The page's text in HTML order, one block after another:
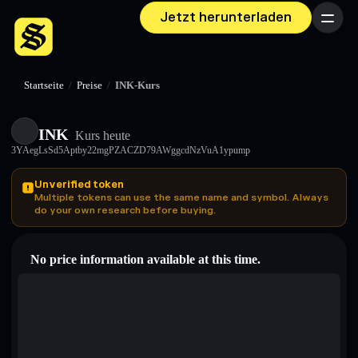
Jetzt herunterladen Menü
Startseite / Preise / INK-Kurs
INK Kurs heute
3YAegLsSd5Aptby22mgPZACZD79AWggcdNzVuA1ypump
Unverified token
Multiple tokens can use the same name and symbol. Always
do your own research before buying.
No price information available at this time.